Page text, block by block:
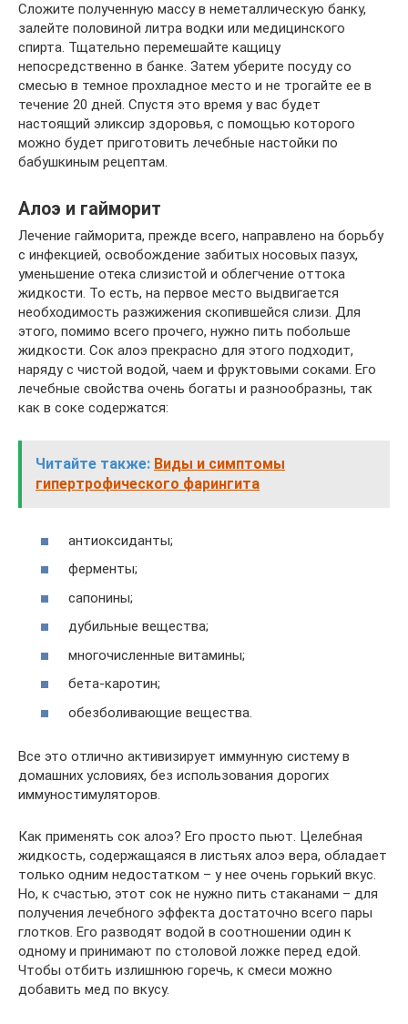
Сложите полученную массу в неметаллическую банку,
залейте половиной литра водки или медицинского
спирта. Тщательно перемешайте кащицу
непосредственно в банке. Затем уберите посуду со
смесью в темное прохладное место и не трогайте ее в
течение 20 дней. Спустя это время у вас будет
настоящий эликсир здоровья, с помощью которого
можно будет приготовить лечебные настойки по
бабушкиным рецептам.
Алоэ и гайморит
Лечение гайморита, прежде всего, направлено на борьбу
с инфекцией, освобождение забитых носовых пазух,
уменьшение отека слизистой и облегчение оттока
жидкости. То есть, на первое место выдвигается
необходимость разжижения скопившейся слизи. Для
этого, помимо всего прочего, нужно пить побольше
жидкости. Сок алоэ прекрасно для этого подходит,
наряду с чистой водой, чаем и фруктовыми соками. Его
лечебные свойства очень богаты и разнообразны, так
как в соке содержатся:
Читайте также: Виды и симптомы
гипертрофического фарингита
антиоксиданты;
ферменты;
сапонины;
дубильные вещества;
многочисленные витамины;
бета-каротин;
обезболивающие вещества.
Все это отлично активизирует иммунную систему в
домашних условиях, без использования дорогих
иммуностимуляторов.
Как применять сок алоэ? Его просто пьют. Целебная
жидкость, содержащаяся в листьях алоэ вера, обладает
только одним недостатком – у нее очень горький вкус.
Но, к счастью, этот сок не нужно пить стаканами – для
получения лечебного эффекта достаточно всего пары
глотков. Его разводят водой в соотношении один к
одному и принимают по столовой ложке перед едой.
Чтобы отбить излишнюю горечь, к смеси можно
добавить мед по вкусу.